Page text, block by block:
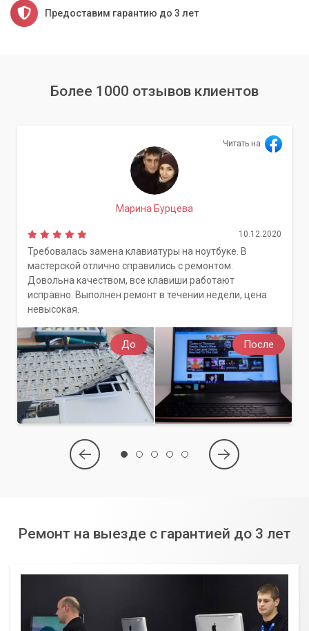
Предоставим гарантию до 3 лет
Более 1000 отзывов клиентов
До После
Читать на
Марина Бурцева
10.12.2020
Требовалась замена клавиатуры на ноутбуке. В
мастерской отлично справились с ремонтом.
Довольна качеством, все клавиши работают
исправно. Выполнен ремонт в течении недели, цена
невысокая.
Ремонт на выезде с гарантией до 3 лет